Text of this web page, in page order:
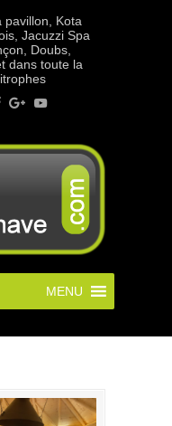
pavillon, Kota
Jacuzzi Spa
Doubs,
dans toute la
MENU